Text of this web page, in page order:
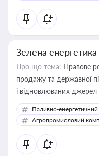
Зелена енергетика
Про що тема: Правове
продажу та державної
і відновлюваних джерел
Паливно-
Агропромисловий